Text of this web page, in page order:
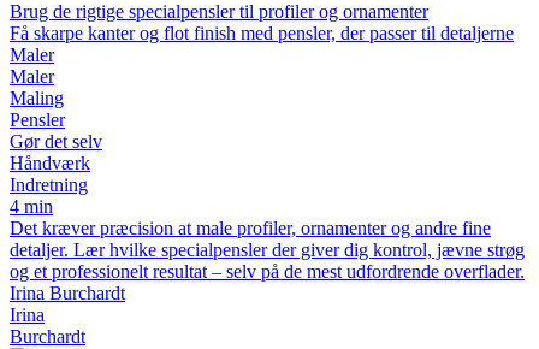
Brug de rigtige specialpensler til profiler og ornamenter
Få skarpe kanter og flot finish med pensler, der passer til detaljerne
Maler
Maler
Maling
Pensler
Gør det selv
Håndværk
Indretning
4 min
Det kræver præcision at male profiler, ornamenter og andre fine
detaljer. Lær hvilke specialpensler der giver dig kontrol, jævne strøg
og et professionelt resultat – selv på de mest udfordrende overflader.
Irina Burchardt
Irina
Burchardt